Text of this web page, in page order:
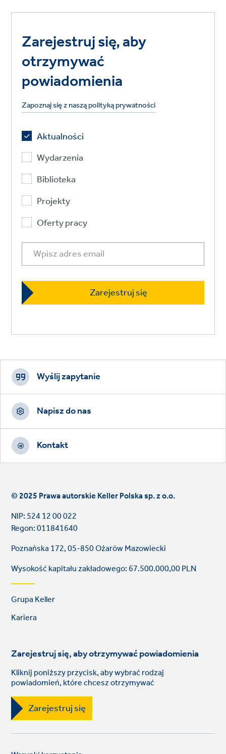
Zarejestruj się, aby
otrzymywać
powiadomienia
Zapoznaj się z naszą polityką prywatności
Aktualności
Wydarzenia
Biblioteka
Projekty
Oferty pracy
Footer
CTAs
Wyślij zapytanie
Napisz do nas
Kontakt
© 2025 Prawa autorskie Keller Polska sp. z o.o.
NIP: 524 12 00 022
Regon: 011841640
Poznańska 172, 05-850 Ożarów Mazowiecki
Wysokość kapitału zakładowego: 67.500.000,00 PLN
Footer
links
Grupa Keller
Kariera
Zarejestruj się, aby otrzymywać powiadomienia
Kliknij poniższy przycisk, aby wybrać rodzaj
powiadomień, które chcesz otrzymywać
Zarejestruj się